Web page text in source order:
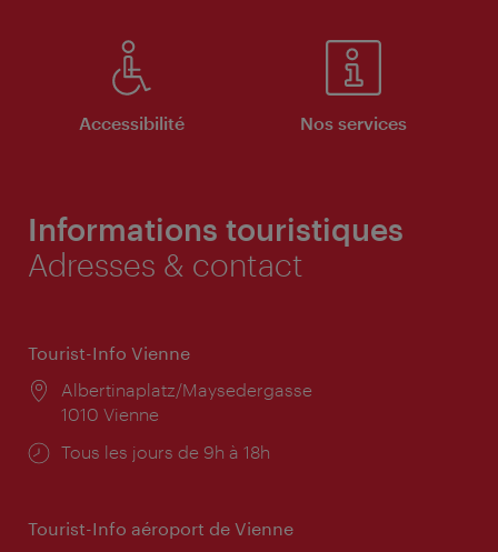
Accessibilité Nos services
Informations touristiques
Adresses & contact
Tourist-Info Vienne
Lieu:
Albertinaplatz/Maysedergasse
1010 Vienne
Horaires
Tous les jours de 9h à 18h
Tourist-Info aéroport de Vienne